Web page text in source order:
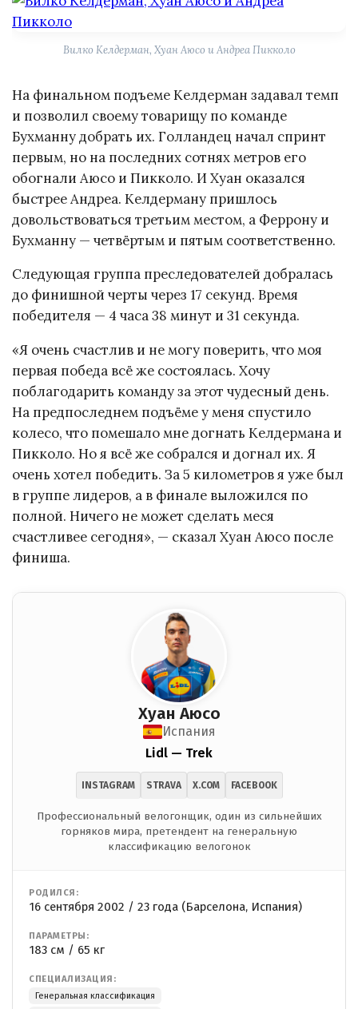
Вилко Келдерман, Хуан Аюсо и Андреа Пикколо
На финальном подъеме Келдерман задавал темп
и позволил своему товарищу по команде
Бухманну добрать их. Голландец начал спринт
первым, но на последних сотнях метров его
обогнали Аюсо и Пикколо. И Хуан оказался
быстрее Андреа. Келдерману пришлось
довольствоваться третьим местом, а Феррону и
Бухманну — четвёртым и пятым соответственно.
Следующая группа преследователей добралась
до финишной черты через 17 секунд. Время
победителя — 4 часа 38 минут и 31 секунда.
«Я очень счастлив и не могу поверить, что моя
первая победа всё же состоялась. Хочу
поблагодарить команду за этот чудесный день.
На предпоследнем подъёме у меня спустило
колесо, что помешало мне догнать Келдермана и
Пикколо. Но я всё же собрался и догнал их. Я
очень хотел победить. За 5 километров я уже был
в группе лидеров, а в финале выложился по
полной. Ничего не может сделать меся
счастливее сегодня», — сказал Хуан Аюсо после
финиша.
Хуан Аюсо
Испания
Lidl — Trek
INSTAGRAM STRAVA X.COM FACEBOOK
Профессиональный велогонщик, один из сильнейших
горняков мира, претендент на генеральную
классификацию велогонок
РОДИЛСЯ:
16 сентября 2002 / 23 года (Барселона, Испания)
ПАРАМЕТРЫ:
183 см / 65 кг
СПЕЦИАЛИЗАЦИЯ:
Генеральная классификация